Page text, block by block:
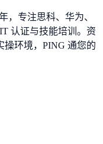
，专注思科、华为、
认证与技能培训。资
环境， PING 通您的